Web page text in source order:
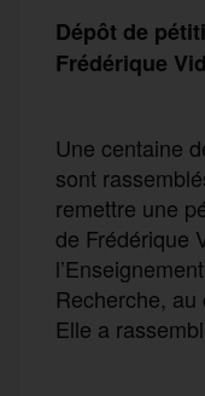
Dépôt de
Frédérique
Une centaine
sont
remettre une
de Frédérique
Recherche,
Elle a